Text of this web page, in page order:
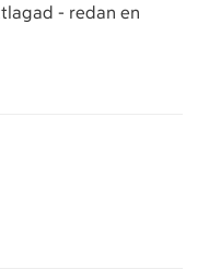
- redan en